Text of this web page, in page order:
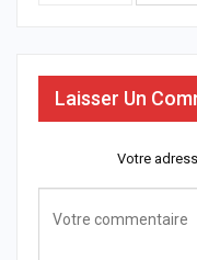
Laisser Un
Votre